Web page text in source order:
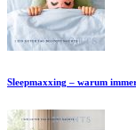
Sleepmaxxing – warum